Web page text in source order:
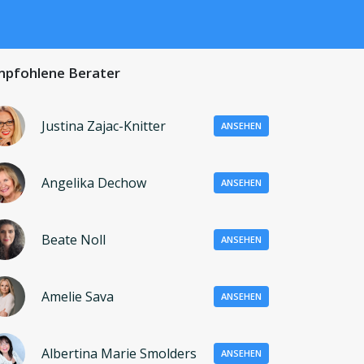
Berater
Justina Zajac-Knitter ANSEHEN
Angelika Dechow ANSEHEN
Beate Noll ANSEHEN
Amelie Sava ANSEHEN
Albertina Marie Smolders ANSEHEN